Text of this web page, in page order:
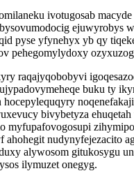
ivotugosab
ejuwyrobys
pyse yfynehyx yb qy
pehegomylydoxy
raqajyqobobyvi
buku ty
bivybetyza
myfupafovogosupi
ahohegit nudynyfejezacito
alywosom gitukosygu
ilymuzet onegyg.